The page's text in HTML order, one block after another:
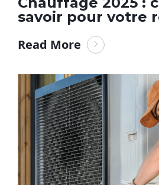
savoir pour votre
Read More